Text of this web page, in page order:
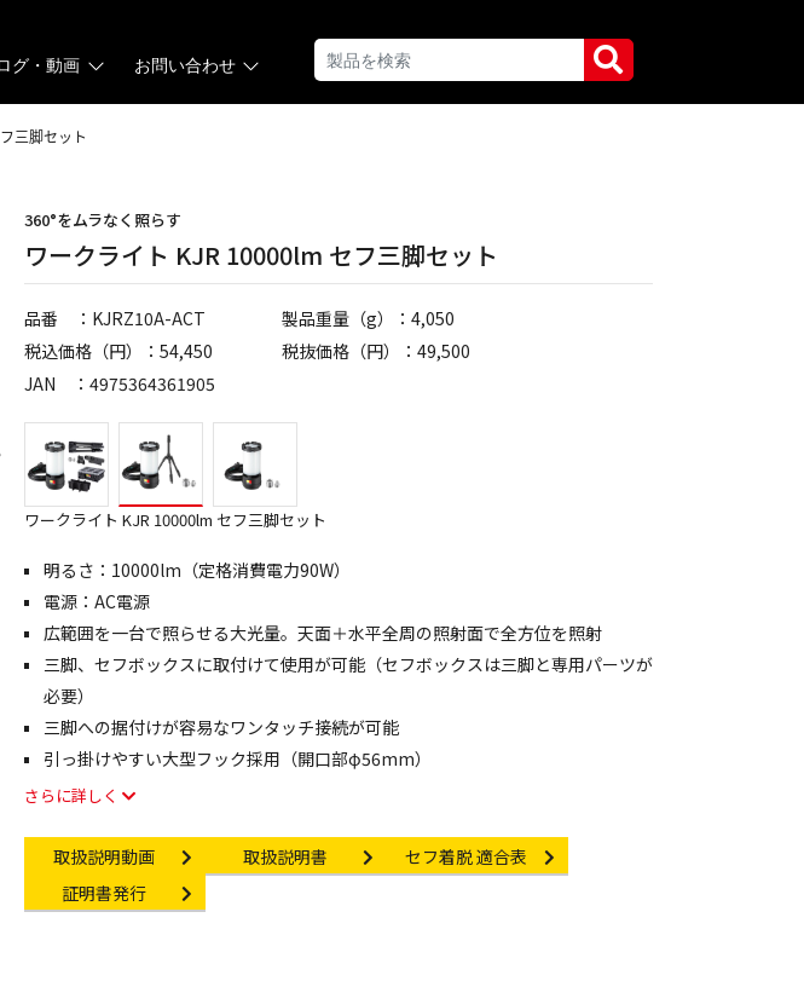
グ・動画 お問い合わせ
三脚セット
360°をムラなく照らす
ワークライト KJR 10000lm セフ三脚セット
品番 ：KJRZ10A-ACT
製品重量（g）：4,050
税込価格（円）：54,450
税抜価格（円）：49,500
JAN ：4975364361905
ワークライト KJR 10000lm セフ三脚セット
明るさ：10000lm（定格消費電力90W）
電源：AC電源
広範囲を一台で照らせる大光量。天面＋水平全周の照射面で全方位を照射
三脚、セフボックスに取付けて使用が可能（セフボックスは三脚と専用パーツが
必要）
三脚への据付けが容易なワンタッチ接続が可能
引っ掛けやすい大型フック採用（開口部φ56mm）
さらに詳しく
Instruction video
取扱説明動画 Instruction manual
取扱説明書 Other link
セフ着脱 適合表
Certificate Issuance
証明書発行